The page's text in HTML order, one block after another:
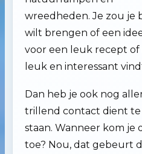
wreedheden. Je zou je
wilt brengen of een
voor een leuk recept of
leuk en interessant
Dan heb je ook nog
trillend contact dient te
staan. Wanneer kom je
toe? Nou, dat gebeurt